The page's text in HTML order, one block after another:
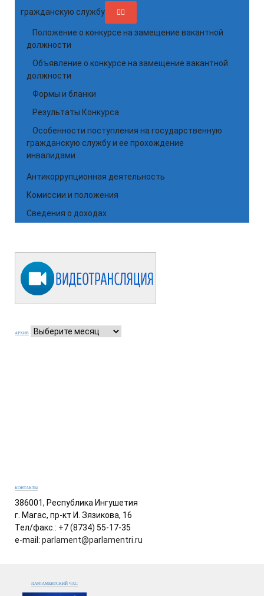
гражданскую службу
Положение о конкурсе на замещение вакантной
должности
Объявление о конкурсе на замещение вакантной
должности
Формы и бланки
Результаты Конкурса
Особенности поступления на государственную
гражданскую службу и ее прохождение
инвалидами
Антикоррупционная деятельность
Комиссии и положения
Сведения о доходах
АРХИВ
КОНТАКТЫ
386001, Республика Ингушетия
г. Магас, пр-кт И. Зязикова, 16
Тел/факс.: +7 (8734) 55-17-35
e-mail: parlament@parlamentri.ru
ПАРЛАМЕНТСКИЙ ЧАС